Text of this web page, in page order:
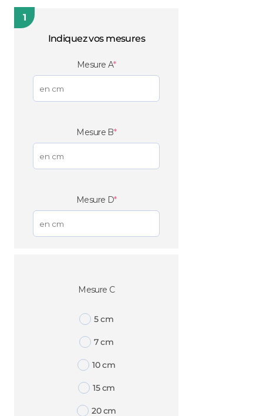
1
Indiquez vos mesures
Mesure A*(required)
Mesure B*(required)
Mesure D*(required)
Mesure C
5 cm
7 cm
10 cm
15 cm
20 cm